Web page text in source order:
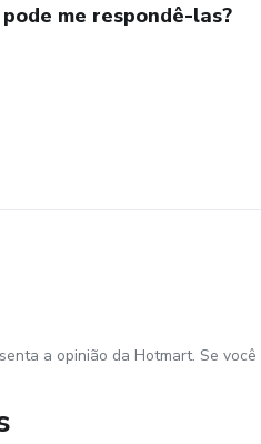
me respondê-las?
a opinião da Hotmart. Se